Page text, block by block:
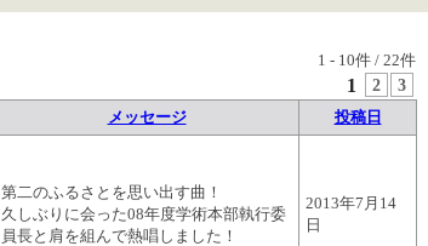
1 - 10件 / 22件
1 2 3
メッセージ 投稿日
第二のふるさとを思い出す曲！
久しぶりに会った08年度学術本部執行委
員長と肩を組んで熱唱しました！
2013年7月14
日